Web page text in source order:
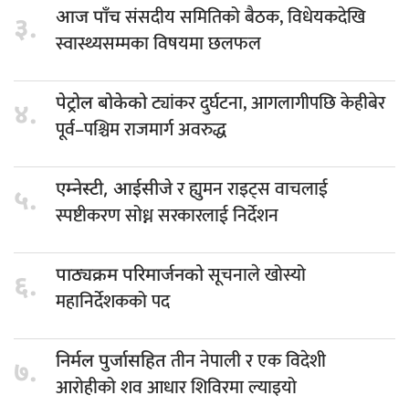
३. आज पाँचसंसदीय समितिको बैठक, विधेयकदेखि
स्वास्थ्यसम्मका विषयमा छलफल
४. पेट्रोल बोकेकोट्यांकर दुर्घटना, आगलागीपछि केहीबेर
पूर्व–पश्चिम राजमार्ग अवरुद्ध
५. एम्नेस्टी, आईसीजेर ह्युमन राइट्स वाचलाई
स्पष्टीकरण सोध्न सरकारलाई निर्देशन
६. पाठ्यक्रम परिमार्जनकोसूचनाले खोस्यो
महानिर्देशकको पद
७. निर्मल पुर्जासहिततीन नेपाली र एक विदेशी
आरोहीको शव आधार शिविरमा ल्याइयो